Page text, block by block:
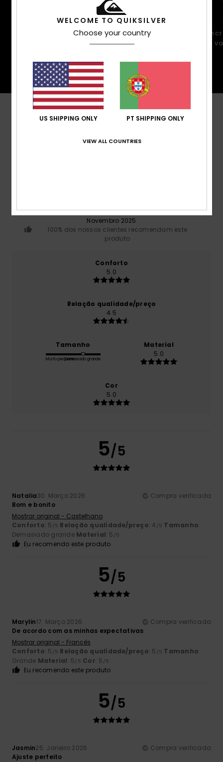
Um visual mais ajustado e
contemporâneo com toda a mobilidade
te
Avaliações dos clientes
baseado em4 avaliações verificadasdesde
Novembro 2025
100% dos nossos clientes recomendam este
produto
Conforto
5.0
Relação qualidade/preço
4.5
Tamanho
Muito pequenoDemasiado grande
Material
5.0
Cor
5.0
5/5
Natalia30. Março 2026
Compra verificada
Bom e bonito
Mostrar original - Castelhano
Conforto: 5 /5 Relação qualidade/preço: 4 /5 Tamanho:
Demasiado grande Material: 5 /5
Eu recomendo este produto
5/5
Marylin17. Março 2026
Compra verificada
De acordo com as minhas expectativas
Mostrar original - Francês
Conforto: 5 /5 Relação qualidade/preço: 5 /5 Tamanho:
Grande Material: 5/5 Cor: 5 /5
Eu recomendo este produto
5/5
Jasmin25. Janeiro 2026
Compra verificada
Ajuste perfeito
WELCOME TO QUIKSILVER
Choose your country
US SHIPPING ONLY PT SHIPPING ONLY
VIEW ALL COUNTRIES